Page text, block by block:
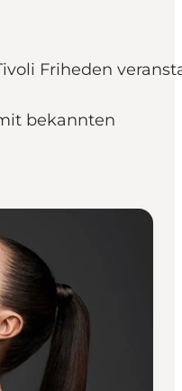
Friheden
bekannten